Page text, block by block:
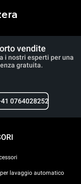
vendite
i nostri esperti per una
gratuita.
0764028252
lavaggio automatico